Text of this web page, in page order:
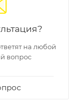
на любой
вопрос